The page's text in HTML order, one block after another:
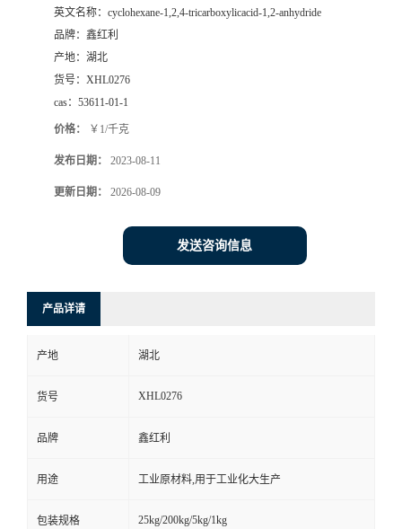
英文名称： cyclohexane-1,2,4-tricarboxylicacid-1,2-anhydride
品牌： 鑫红利
产地： 湖北
货号： XHL0276
cas： 53611-01-1
价格： ￥1/千克
发布日期： 2023-08-11
更新日期： 2026-08-09
发送咨询信息
产品详请
产地 湖北
货号 XHL0276
品牌 鑫红利
用途 工业原材料,用于工业化大生产
包装规格 25kg/200kg/5kg/1kg